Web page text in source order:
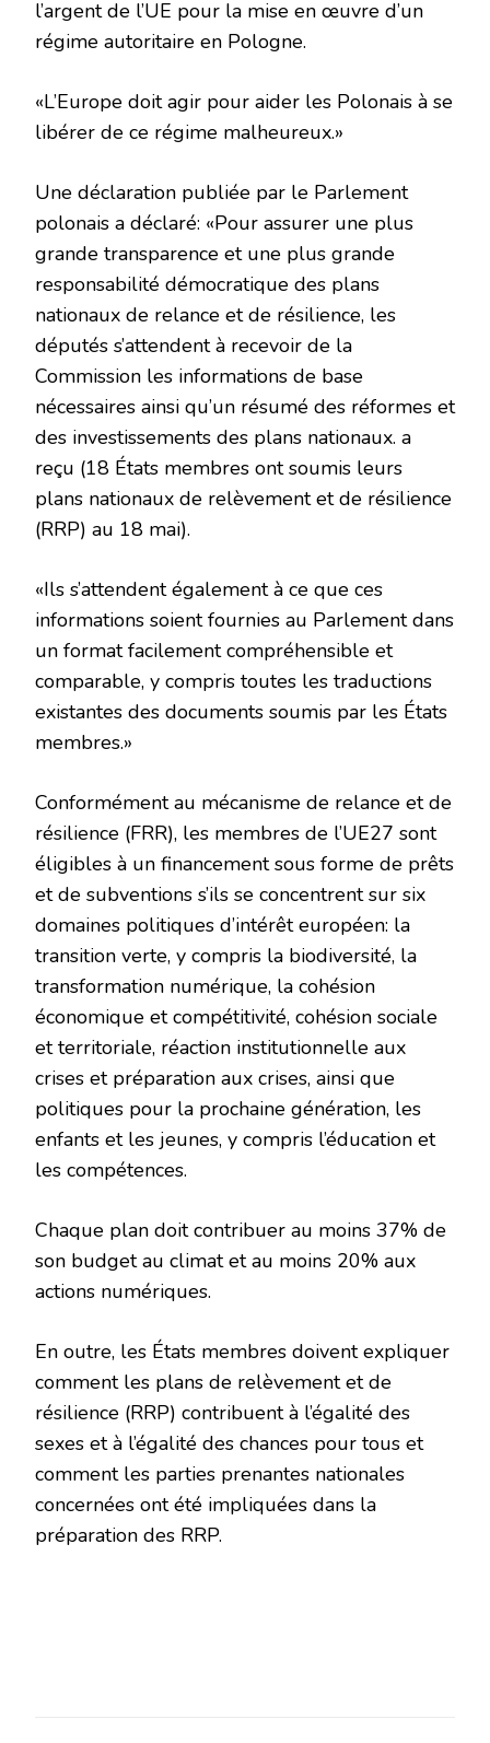
l’argent de l’UE pour la mise en œuvre d’un
régime autoritaire en Pologne.
«L’Europe doit agir pour aider les Polonais à se
libérer de ce régime malheureux.»
Une déclaration publiée par le Parlement
polonais a déclaré: «Pour assurer une plus
grande transparence et une plus grande
responsabilité démocratique des plans
nationaux de relance et de résilience, les
députés s’attendent à recevoir de la
Commission les informations de base
nécessaires ainsi qu’un résumé des réformes et
des investissements des plans nationaux. a
reçu (18 États membres ont soumis leurs
plans nationaux de relèvement et de résilience
(RRP) au 18 mai).
«Ils s’attendent également à ce que ces
informations soient fournies au Parlement dans
un format facilement compréhensible et
comparable, y compris toutes les traductions
existantes des documents soumis par les États
membres.»
Conformément au mécanisme de relance et de
résilience (FRR), les membres de l’UE27 sont
éligibles à un financement sous forme de prêts
et de subventions s’ils se concentrent sur six
domaines politiques d’intérêt européen: la
transition verte, y compris la biodiversité, la
transformation numérique, la cohésion
économique et compétitivité, cohésion sociale
et territoriale, réaction institutionnelle aux
crises et préparation aux crises, ainsi que
politiques pour la prochaine génération, les
enfants et les jeunes, y compris l’éducation et
les compétences.
Chaque plan doit contribuer au moins 37% de
son budget au climat et au moins 20% aux
actions numériques.
En outre, les États membres doivent expliquer
comment les plans de relèvement et de
résilience (RRP) contribuent à l’égalité des
sexes et à l’égalité des chances pour tous et
comment les parties prenantes nationales
concernées ont été impliquées dans la
préparation des RRP.